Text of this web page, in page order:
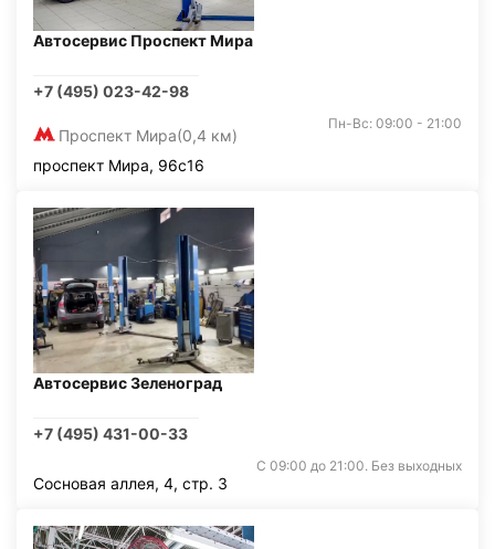
Автосервис Проспект Мира
+7 (495) 023-42-98
Проспект Мира(0,4 км)
Пн-Вс: 09:00 - 21:00
проспект Мира, 96с16
Автосервис Зеленоград
+7 (495) 431-00-33
С 09:00 до 21:00. Без выходных
Сосновая аллея, 4, стр. 3